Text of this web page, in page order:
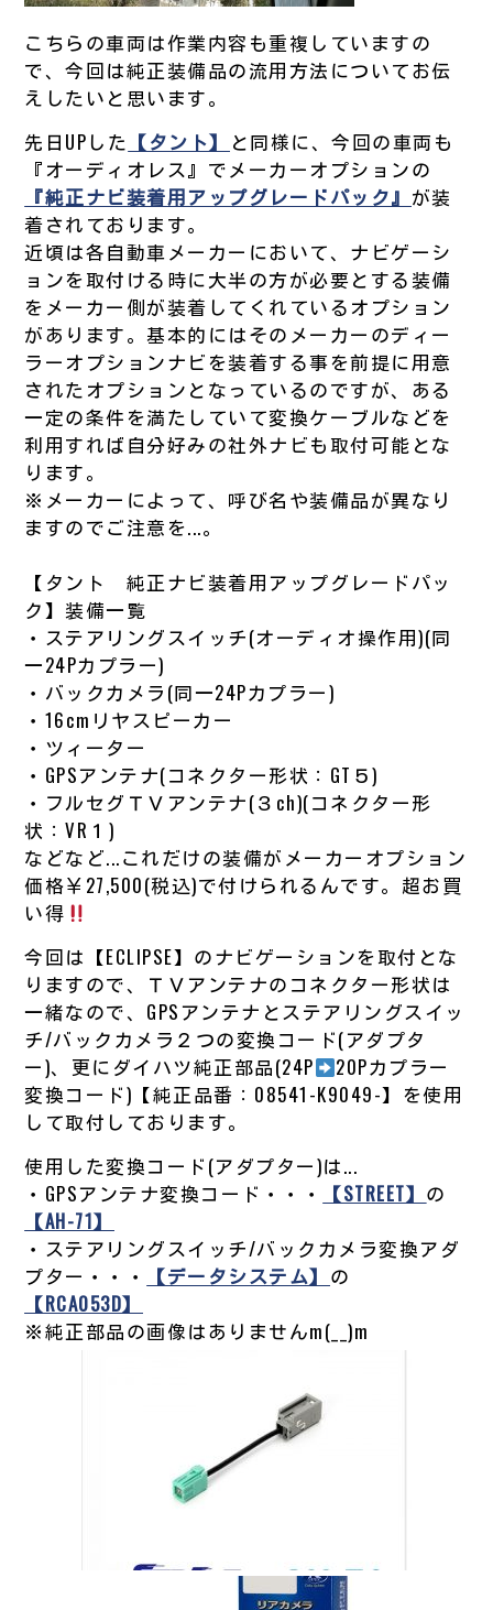
こちらの車両は作業内容も重複していますの
で、今回は純正装備品の流用方法についてお伝
えしたいと思います。
先日UPした 【タント】 と同様に、今回の車両も
『オーディオレス』でメーカーオプションの
『純正ナビ装着用アップグレードパック』 が装
着されております。
近頃は各自動車メーカーにおいて、ナビゲーシ
ョンを取付ける時に大半の方が必要とする装備
をメーカー側が装着してくれているオプション
があります。基本的にはそのメーカーのディー
ラーオプションナビを装着する事を前提に用意
されたオプションとなっているのですが、ある
一定の条件を満たしていて変換ケーブルなどを
利用すれば自分好みの社外ナビも取付可能とな
ります。
※メーカーによって、呼び名や装備品が異なり
ますのでご注意を...。
【タント 純正ナビ装着用アップグレードパッ
ク】装備一覧
・ステアリングスイッチ(オーディオ操作用)(同
一24Pカプラー)
・バックカメラ(同一24Pカプラー)
・16cmリヤスピーカー
・ツィーター
・GPSアンテナ(コネクター形状：GT５)
・フルセグＴＶアンテナ(３ch)(コネクター形
状：VR１)
などなど...これだけの装備がメーカーオプション
価格￥27,500(税込)で付けられるんです。超お買
い得
今回は【ECLIPSE】のナビゲーションを取付とな
りますので、ＴＶアンテナのコネクター形状は
一緒なので、GPSアンテナとステアリングスイッ
チ/バックカメラ２つの変換コード(アダプタ
ー)、更にダイハツ純正部品(24P
20Pカプラー
変換コード)【純正品番：08541-K9049-】を使用
して取付しております。
使用した変換コード(アダプター)は...
・GPSアンテナ変換コード・・・
【STREET】 の
【AH-71】
・ステアリングスイッチ/バックカメラ変換アダ
プター・・・
【データシステム】 の
【RCA053D】
※純正部品の画像はありませんm(__)m